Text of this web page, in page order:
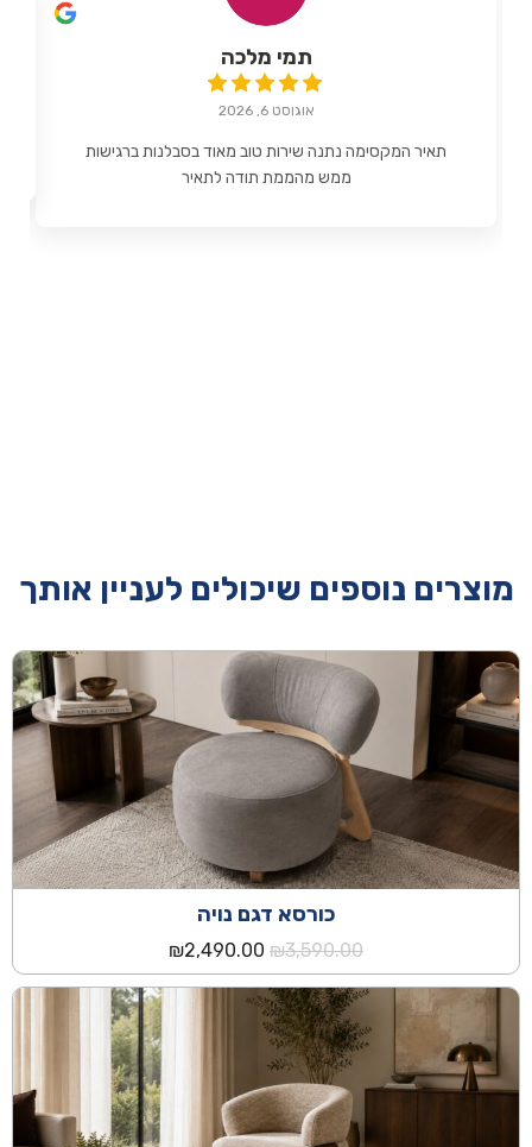
תמי מלכה
אוגוסט 6, 2026
תאיר המקסימה נתנה שירות טוב מאוד בסבלנות ברגישות
ממש מהממת תודה לתאיר
מוצרים נוספים שיכולים לעניין אותך
כורסא דגם נויה
₪3,590.00
המחיר
המקורי
היה:
₪3,590.00.
₪2,490.00
הנוכחי
הוא:
₪2,490.00.